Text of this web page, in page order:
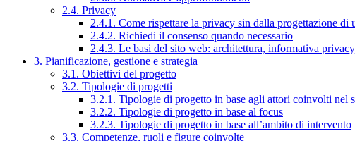
2.4. Privacy
2.4.1. Come rispettare la privacy sin dalla progettazione di
2.4.2. Richiedi il consenso quando necessario
2.4.3. Le basi del sito web: architettura, informativa
3. Pianificazione, gestione e strategia
3.1. Obiettivi del progetto
3.2. Tipologie di progetti
3.2.1. Tipologie di progetto in base agli attori coinvolti nel
3.2.2. Tipologie di progetto in base al focus
3.2.3. Tipologie di progetto in base all’ambito di intervento
3.3. Competenze, ruoli e figure coinvolte